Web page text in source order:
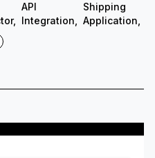
,
API
Integration,
Shipping
Application,